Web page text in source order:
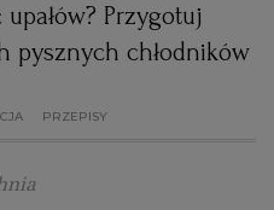
Przygotuj
pysznych chłodników
PRZEPISY